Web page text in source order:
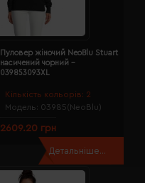
Кількість кольорів: 2
Модель: 03985(NeoBlu)
Пуловер жіночий NeoBlu Stuart
насичений чорний -
039853093XL
2609.20 грн
Детальніше...